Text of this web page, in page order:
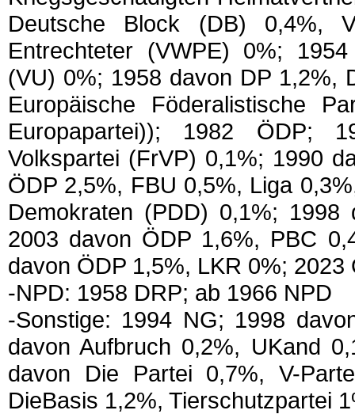
Deutsche Block (DB) 0,4%,
Entrechteter (VWPE) 0%;
(VU) 0%; 1958 davon DP 1,2%,
Europäische Föderalistische
Europapartei)); 1982 ÖDP;
Volkspartei (FrVP) 0,1%; 1990
ÖDP 2,5%, FBU 0,5%, Liga
Demokraten (PDD) 0,1%;
2003 davon ÖDP 1,6%, PBC
davon ÖDP 1,5%, LKR 0%; 2023
-NPD: 1958 DRP; ab 1966 NPD
-Sonstige: 1994 NG; 1998
davon Aufbruch 0,2%, UKand
davon Die Partei 0,7%, V-
DieBasis 1,2%, Tierschutzpartei